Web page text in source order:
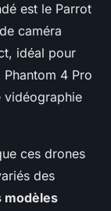
est le Parrot
caméra
idéal pour
4 Pro
vidéographie
ces drones
des
modèles